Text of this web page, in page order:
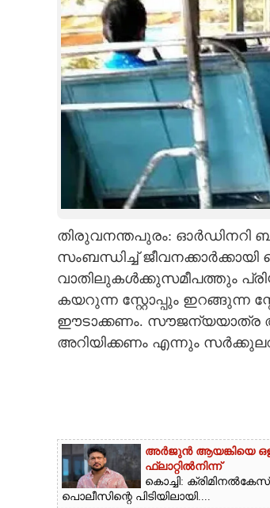
LIFESTYLE
SPIRITUAL
CARTOONS
LITERATURE
തിരുവനന്തപുരം: ഓർഡിനറി
സംബന്ധിച്ച്
വാതിലുകൾക്കുസമീപത്തും
കയറുന്ന സ്റ്റോപ്പും ഇറങ്ങുന്ന
ഈടാക്കണം. സൗജന്യയാത്ര
അറിയിക്കണം എന്നും
അർജുൻ ആയങ്കിയെ
ഫ്ലാറ്റിൽനിന്ന്
കൊച്ചി:
പൊലീസിന്റെ പിടിയിലായി....